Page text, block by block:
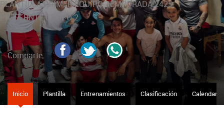
PLANTILLA PRIMER EQUIPO TEMPORADA 2425
PREFERNTE GRUPO 2
Comparte
Inicio Plantilla Entrenamientos Clasificación Calendario